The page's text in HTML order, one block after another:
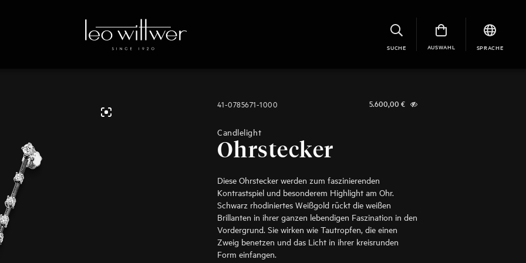
SUCHE AUSWAHL SPRACHE
41-0785671-1000 5.600,00 €
Candlelight
Ohrstecker
Diese Ohrstecker werden zum faszinierenden
Kontrastspiel und besonderem Highlight am Ohr.
Schwarz rhodiniertes Weißgold rückt die weißen
Brillanten in ihrer ganzen lebendigen Faszination in den
Vordergrund. Sie wirken wie Tautropfen, die einen
Zweig benetzen und das Licht in ihrer kreisrunden
Form einfangen.